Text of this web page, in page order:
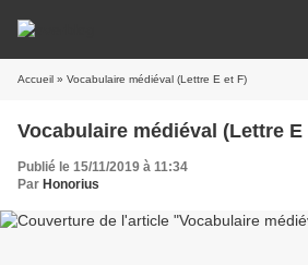
Accueil » Vocabulaire médiéval (Lettre E et F)
Vocabulaire médiéval (Lettre E
Publié le 15/11/2019 à 11:34
Par Honorius